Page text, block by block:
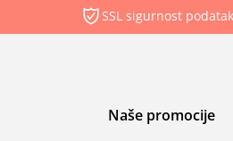
SSL sigurnost
Naše promocije